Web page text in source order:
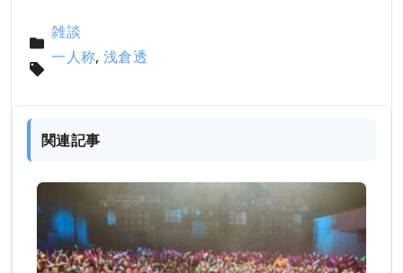
雑談
一人称, 浅倉透
関連記事